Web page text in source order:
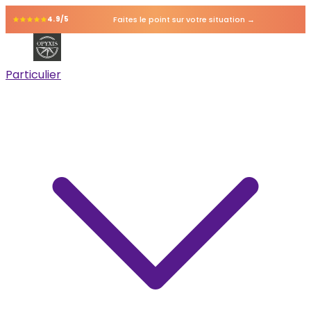
4.9/5 Faites le point sur votre situation →
Particulier